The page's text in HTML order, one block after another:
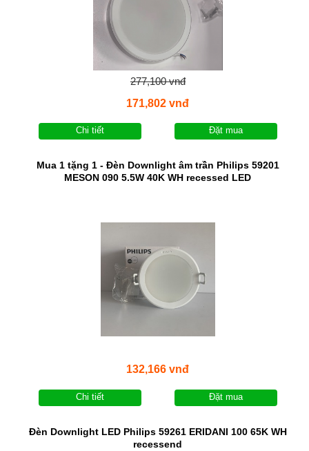
277,100 vnđ
171,802 vnđ
Chi tiết Đặt mua
Mua 1 tặng 1 - Đèn Downlight âm trần Philips 59201
MESON 090 5.5W 40K WH recessed LED
132,166 vnđ
Chi tiết Đặt mua
Đèn Downlight LED Philips 59261 ERIDANI 100 65K WH
recessend